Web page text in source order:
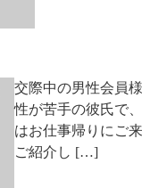
交際中の男性会員
性が苦手の彼氏で
はお仕事帰りにご
ご紹介し […]